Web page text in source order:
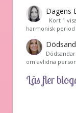
Dagens
Kort 1
harmonisk
om avlidna
Läs fler